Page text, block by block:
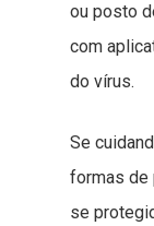
ou posto
com
do vírus.
Se
formas de
se